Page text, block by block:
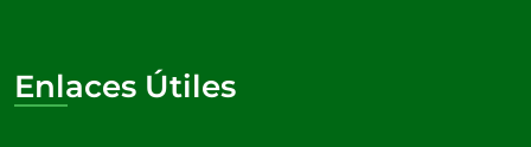
Enlaces Útiles